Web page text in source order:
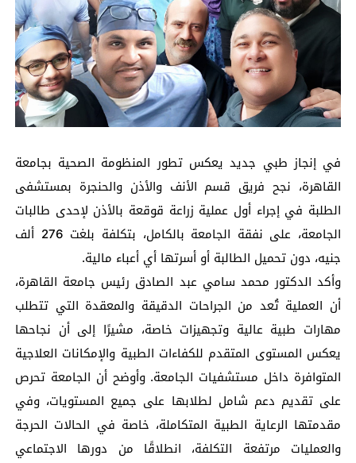
في إنجاز طبي جديد يعكس تطور المنظومة الصحية بجامعة
القاهرة، نجح فريق قسم الأنف والأذن والحنجرة بمستشفى
الطلبة في إجراء أول عملية زراعة قوقعة بالأذن لإحدى طالبات
الجامعة، على نفقة الجامعة بالكامل، بتكلفة بلغت 276 ألف
جنيه، دون تحميل الطالبة أو أسرتها أي أعباء مالية.
وأكد الدكتور محمد سامي عبد الصادق رئيس جامعة القاهرة،
أن العملية تُعد من الجراحات الدقيقة والمعقدة التي تتطلب
مهارات طبية عالية وتجهيزات خاصة، مشيرًا إلى أن نجاحها
يعكس المستوى المتقدم للكفاءات الطبية والإمكانات العلاجية
المتوافرة داخل مستشفيات الجامعة. وأوضح أن الجامعة تحرص
على تقديم دعم شامل لطلابها على جميع المستويات، وفي
مقدمتها الرعاية الطبية المتكاملة، خاصة في الحالات الحرجة
والعمليات مرتفعة التكلفة، انطلاقًا من دورها الاجتماعي